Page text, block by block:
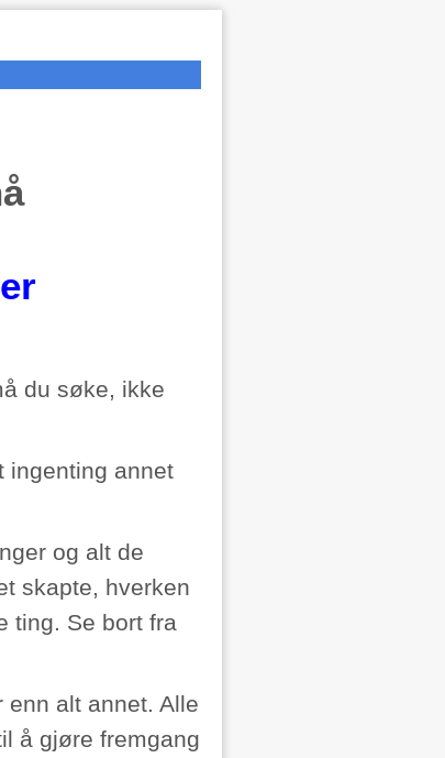
du søke, ikke
ingenting annet
og alt de
skapte, hverken
ting. Se bort fra
enn alt annet. Alle
å gjøre fremgang